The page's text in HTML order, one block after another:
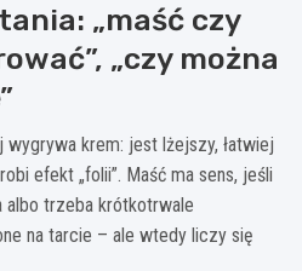
„maść czy
„czy można
wygrywa krem: jest lżejszy, łatwiej
efekt „folii”. Maść ma sens, jeśli
albo trzeba krótkotrwale
na tarcie – ale wtedy liczy się